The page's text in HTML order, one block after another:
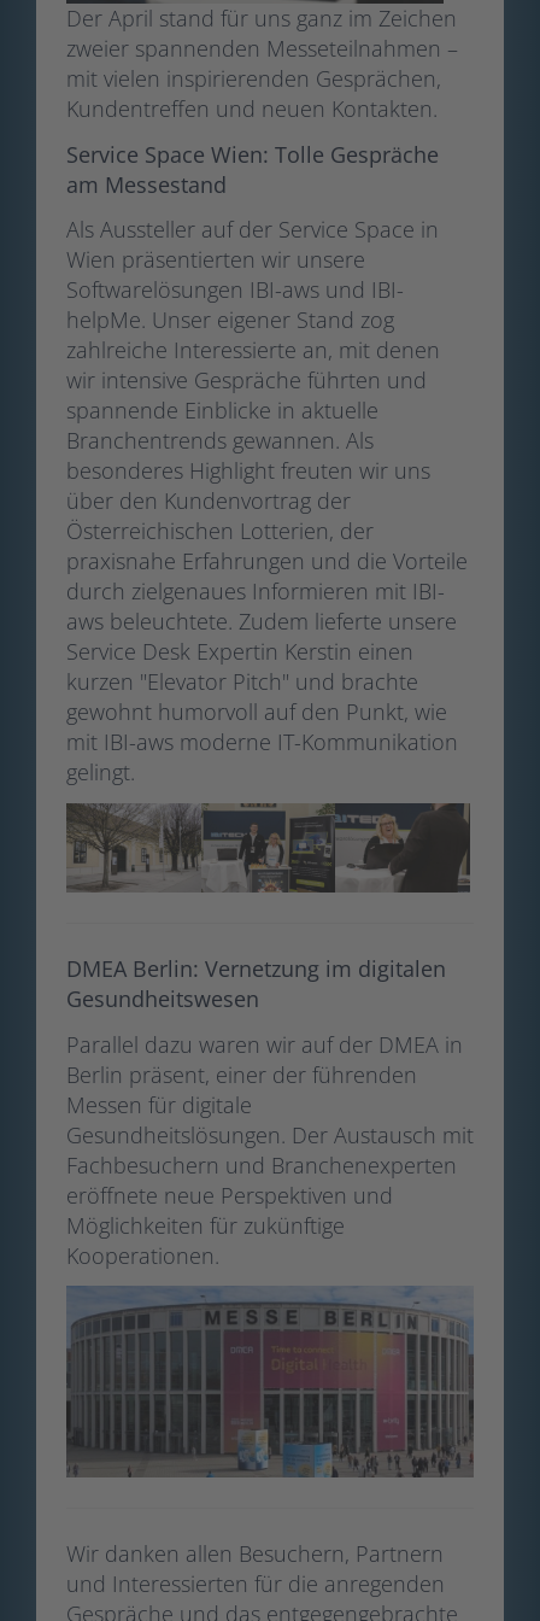
Der April stand für uns ganz im Zeichen
zweier spannenden Messeteilnahmen –
mit vielen inspirierenden Gesprächen,
Kundentreffen und neuen Kontakten.
Service Space Wien: Tolle Gespräche
am Messestand
Als Aussteller auf der Service Space in
Wien präsentierten wir unsere
Softwarelösungen IBI-aws und IBI-
helpMe. Unser eigener Stand zog
zahlreiche Interessierte an, mit denen
wir intensive Gespräche führten und
spannende Einblicke in aktuelle
Branchentrends gewannen. Als
besonderes Highlight freuten wir uns
über den Kundenvortrag der
Österreichischen Lotterien, der
praxisnahe Erfahrungen und die Vorteile
durch zielgenaues Informieren mit IBI-
aws beleuchtete. Zudem lieferte unsere
Service Desk Expertin Kerstin einen
kurzen "Elevator Pitch" und brachte
gewohnt humorvoll auf den Punkt, wie
mit IBI-aws moderne IT-Kommunikation
gelingt.
DMEA Berlin: Vernetzung im digitalen
Gesundheitswesen
Parallel dazu waren wir auf der DMEA in
Berlin präsent, einer der führenden
Messen für digitale
Gesundheitslösungen. Der Austausch mit
Fachbesuchern und Branchenexperten
eröffnete neue Perspektiven und
Möglichkeiten für zukünftige
Kooperationen.​
Wir danken allen Besuchern, Partnern
und Interessierten für die anregenden
Gespräche und das entgegengebrachte